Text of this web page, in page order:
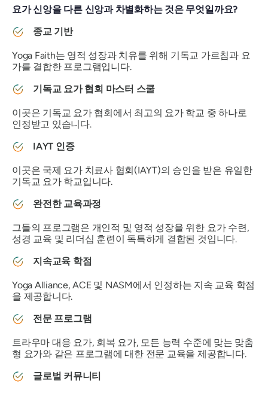
요가 신앙을 다른 신앙과 차별화하는 것은 무엇일까요?
종교 기반
Yoga Faith는 영적 성장과 치유를 위해 기독교 가르침과 요
가를 결합한 프로그램입니다.
기독교 요가 협회 마스터 스쿨
이곳은 기독교 요가 협회에서 최고의 요가 학교 중 하나로
인정받고 있습니다.
IAYT 인증
이곳은 국제 요가 치료사 협회(IAYT)의 승인을 받은 유일한
기독교 요가 학교입니다.
완전한 교육과정
그들의 프로그램은 개인적 및 영적 성장을 위한 요가 수련,
성경 교육 및 리더십 훈련이 독특하게 결합된 것입니다.
지속교육 학점
Yoga Alliance, ACE 및 NASM에서 인정하는 지속 교육 학점
을 제공합니다.
전문 프로그램
트라우마 대응 요가, 회복 요가, 모든 능력 수준에 맞는 맞춤
형 요가와 같은 프로그램에 대한 전문 교육을 제공합니다.
글로벌 커뮤니티